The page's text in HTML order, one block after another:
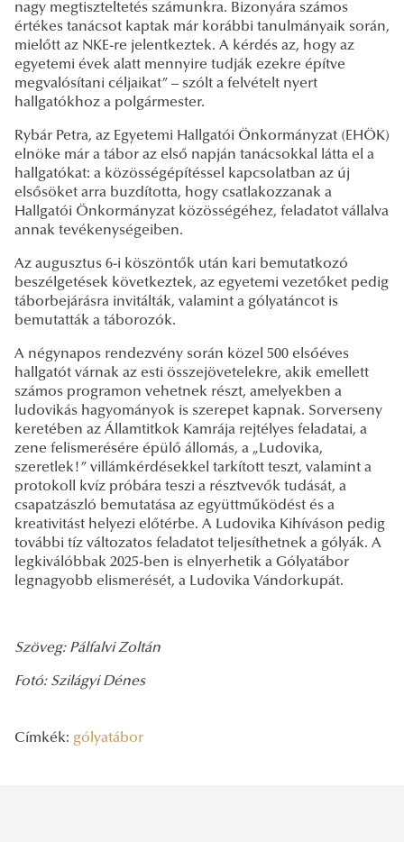
nagy megtiszteltetés számunkra. Bizonyára számos
értékes tanácsot kaptak már korábbi tanulmányaik során,
mielőtt az NKE-re jelentkeztek. A kérdés az, hogy az
egyetemi évek alatt mennyire tudják ezekre építve
megvalósítani céljaikat” – szólt a felvételt nyert
hallgatókhoz a polgármester.
Rybár Petra, az Egyetemi Hallgatói Önkormányzat (EHÖK)
elnöke már a tábor az első napján tanácsokkal látta el a
hallgatókat: a közösségépítéssel kapcsolatban az új
elsősöket arra buzdította, hogy csatlakozzanak a
Hallgatói Önkormányzat közösségéhez, feladatot vállalva
annak tevékenységeiben.
Az augusztus 6-i köszöntők után kari bemutatkozó
beszélgetések következtek, az egyetemi vezetőket pedig
táborbejárásra invitálták, valamint a gólyatáncot is
bemutatták a táborozók.
A négynapos rendezvény során közel 500 elsőéves
hallgatót várnak az esti összejövetelekre, akik emellett
számos programon vehetnek részt, amelyekben a
ludovikás hagyományok is szerepet kapnak. Sorverseny
keretében az Államtitkok Kamrája rejtélyes feladatai, a
zene felismerésére épülő állomás, a „Ludovika,
szeretlek!” villámkérdésekkel tarkított teszt, valamint a
protokoll kvíz próbára teszi a résztvevők tudását, a
csapatzászló bemutatása az együttműködést és a
kreativitást helyezi előtérbe. A Ludovika Kihíváson pedig
további tíz változatos feladatot teljesíthetnek a gólyák. A
legkiválóbbak 2025-ben is elnyerhetik a Gólyatábor
legnagyobb elismerését, a Ludovika Vándorkupát.
Szöveg: Pálfalvi Zoltán
Fotó: Szilágyi Dénes
Címkék: gólyatábor